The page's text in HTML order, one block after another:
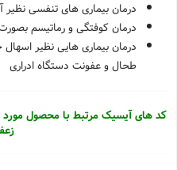
درمان بیماری های تنفسی
درمان کوفتگی و رماتیسم
درمان بیماری هایی نظیر
طحال و عفونت دستگاه ادراری
کد های آیسیک مرتبط با محصول